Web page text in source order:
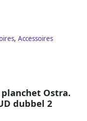
, Accessoires
planchet Ostra.
dubbel 2